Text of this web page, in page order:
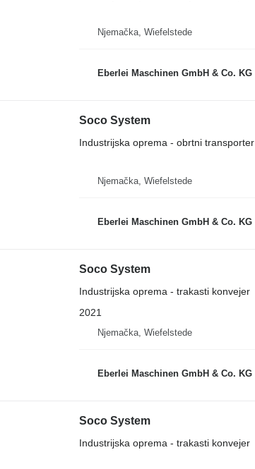
Njemačka, Wiefelstede
Eberlei Maschinen GmbH & Co. KG
Soco System
Industrijska oprema - obrtni transporter
Njemačka, Wiefelstede
Eberlei Maschinen GmbH & Co. KG
Soco System
Industrijska oprema - trakasti konvejer
2021
Njemačka, Wiefelstede
Eberlei Maschinen GmbH & Co. KG
Soco System
Industrijska oprema - trakasti konvejer